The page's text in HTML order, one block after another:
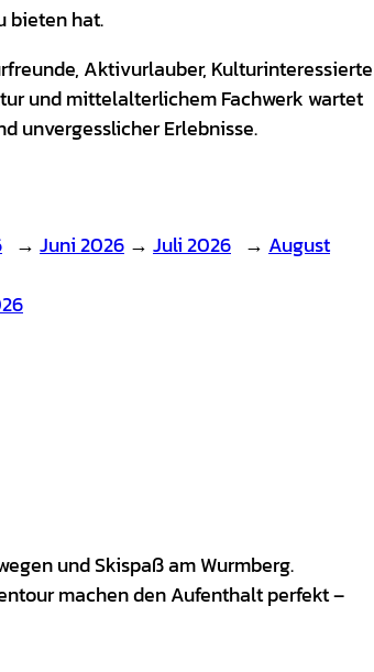
bieten hat.
Aktivurlauber, Kulturinteressierte
und mittelalterlichem Fachwerk wartet
unvergesslicher Erlebnisse.
→ Juni 2026 → Juli 2026 → August
und Skispaß am Wurmberg.
machen den Aufenthalt perfekt –